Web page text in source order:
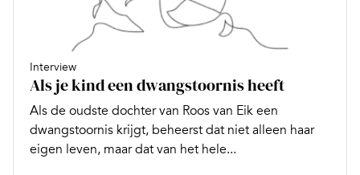
Interview
Als je kind een dwangstoornis heeft
Als de oudste dochter van Roos van Eik een
dwangstoornis krijgt, beheerst dat niet alleen haar
eigen leven, maar dat van het hele...